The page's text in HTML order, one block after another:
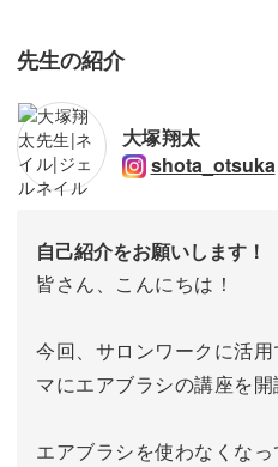
先生の紹介
大塚翔太
shota_otsuka
自己紹介をお願いします！
皆さん、こんにちは！
今回、サロンワークに活
マにエアブラシの講座を開
エアブラシを使わなくな